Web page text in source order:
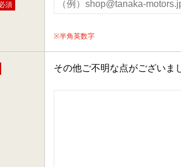
須
※半角英数字
その他ご不明な点がございま